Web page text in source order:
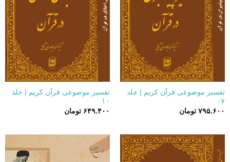
تفسیر موضوعی قرآن کریم | جلد
۰۷
۷۹۵.۶۰۰ تومان
تفسیر موضوعی قرآن کریم | جلد
۱۰
۶۴۹.۴۰۰ تومان